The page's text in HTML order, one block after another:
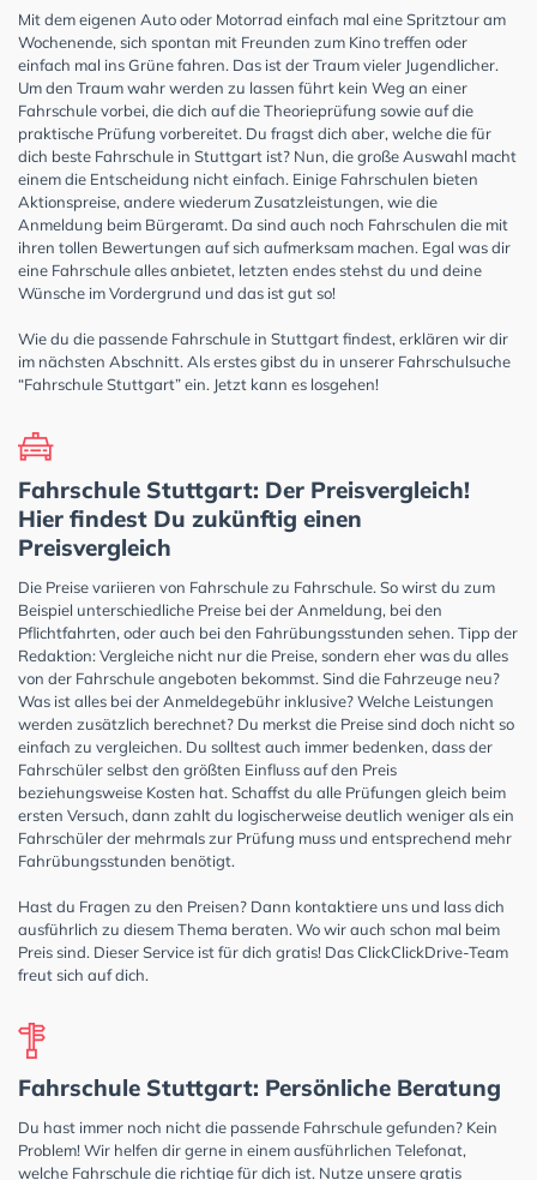
Mit dem eigenen Auto oder Motorrad einfach mal eine Spritztour am
Wochenende, sich spontan mit Freunden zum Kino treffen oder
einfach mal ins Grüne fahren. Das ist der Traum vieler Jugendlicher.
Um den Traum wahr werden zu lassen führt kein Weg an einer
Fahrschule vorbei, die dich auf die Theorieprüfung sowie auf die
praktische Prüfung vorbereitet. Du fragst dich aber, welche die für
dich beste Fahrschule in Stuttgart ist? Nun, die große Auswahl macht
einem die Entscheidung nicht einfach. Einige Fahrschulen bieten
Aktionspreise, andere wiederum Zusatzleistungen, wie die
Anmeldung beim Bürgeramt. Da sind auch noch Fahrschulen die mit
ihren tollen Bewertungen auf sich aufmerksam machen. Egal was dir
eine Fahrschule alles anbietet, letzten endes stehst du und deine
Wünsche im Vordergrund und das ist gut so!
Wie du die passende Fahrschule in Stuttgart findest, erklären wir dir
im nächsten Abschnitt. Als erstes gibst du in unserer Fahrschulsuche
“Fahrschule Stuttgart” ein. Jetzt kann es losgehen!
Fahrschule Stuttgart: Der Preisvergleich!
Hier findest Du zukünftig einen
Preisvergleich
Die Preise variieren von Fahrschule zu Fahrschule. So wirst du zum
Beispiel unterschiedliche Preise bei der Anmeldung, bei den
Pflichtfahrten, oder auch bei den Fahrübungsstunden sehen. Tipp der
Redaktion: Vergleiche nicht nur die Preise, sondern eher was du alles
von der Fahrschule angeboten bekommst. Sind die Fahrzeuge neu?
Was ist alles bei der Anmeldegebühr inklusive? Welche Leistungen
werden zusätzlich berechnet? Du merkst die Preise sind doch nicht so
einfach zu vergleichen. Du solltest auch immer bedenken, dass der
Fahrschüler selbst den größten Einfluss auf den Preis
beziehungsweise Kosten hat. Schaffst du alle Prüfungen gleich beim
ersten Versuch, dann zahlt du logischerweise deutlich weniger als ein
Fahrschüler der mehrmals zur Prüfung muss und entsprechend mehr
Fahrübungsstunden benötigt.
Hast du Fragen zu den Preisen? Dann kontaktiere uns und lass dich
ausführlich zu diesem Thema beraten. Wo wir auch schon mal beim
Preis sind. Dieser Service ist für dich gratis! Das ClickClickDrive-Team
freut sich auf dich.
Fahrschule Stuttgart: Persönliche Beratung
Du hast immer noch nicht die passende Fahrschule gefunden? Kein
Problem! Wir helfen dir gerne in einem ausführlichen Telefonat,
welche Fahrschule die richtige für dich ist. Nutze unsere gratis